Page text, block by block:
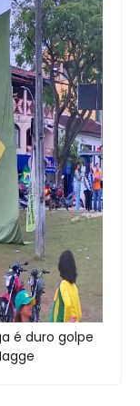
é duro golpe